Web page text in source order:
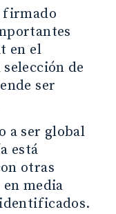
firmado
en el
de
ser
a ser global
está
otras
media